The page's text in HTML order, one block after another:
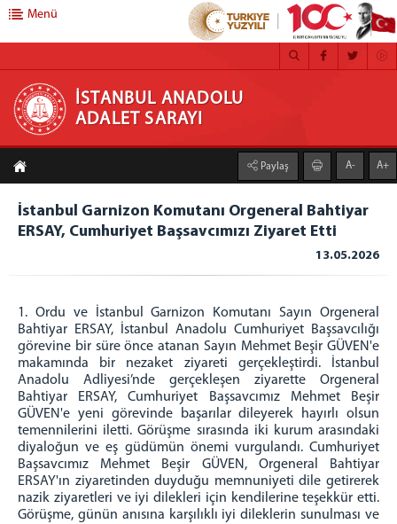
İSTANBUL ANADOLU ADALET SARAYI
ANA SAYFA
ADLİYEMİZ
Anadolu Adalet Sarayı
Yerleşim Planı
Mağdur Hizmetleri Müdürlüğü
Medya İletişim Bürosu
İcra Müdürlükleri
Hizmet Birimleri
Denetimli Serbestlik Müdürlüğü
Ön Bürolar
Ceza İnfaz Kurumları
Faaliyet Raporları
Mevkute Beyannamesi
Menü
İSTANBUL ANADOLU
ADALET SARAYI
Paylaş A- A+
İstanbul Garnizon Komutanı Orgeneral Bahtiyar
ERSAY, Cumhuriyet Başsavcımızı Ziyaret Etti
13.05.2026
1. Ordu ve İstanbul Garnizon Komutanı Sayın Orgeneral
Bahtiyar ERSAY, İstanbul Anadolu Cumhuriyet Başsavcılığı
görevine bir süre önce atanan Sayın Mehmet Beşir GÜVEN'e
makamında bir nezaket ziyareti gerçekleştirdi. İstanbul
Anadolu Adliyesi’nde gerçekleşen ziyarette Orgeneral
Bahtiyar ERSAY, Cumhuriyet Başsavcımız Mehmet Beşir
GÜVEN'e yeni görevinde başarılar dileyerek hayırlı olsun
temennilerini iletti. Görüşme sırasında iki kurum arasındaki
diyaloğun ve eş güdümün önemi vurgulandı. Cumhuriyet
Başsavcımız Mehmet Beşir GÜVEN, Orgeneral Bahtiyar
ERSAY'ın ziyaretinden duyduğu memnuniyeti dile getirerek
nazik ziyaretleri ve iyi dilekleri için kendilerine teşekkür etti.
Görüşme, günün anısına karşılıklı iyi dileklerin sunulması ve